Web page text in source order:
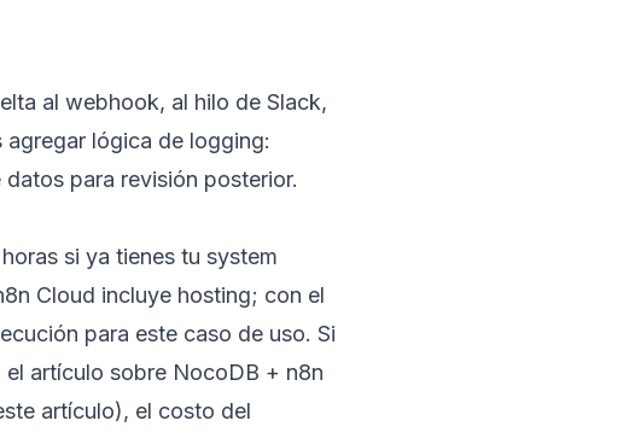
al webhook, al hilo de Slack,
lógica de logging:
para revisión posterior.
si ya tienes tu system
Cloud incluye hosting; con el
para este caso de uso. Si
artículo sobre NocoDB + n8n
artículo), el costo del